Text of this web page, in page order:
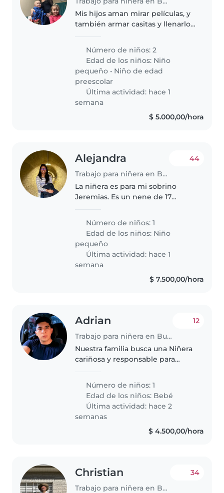
Mis hijos aman mirar películas, y
también armar casitas y llenarlo
gustan los dinosaurios y fingir
que es uno de ellos
Número de niños: 2
Edad de los niños: Niño
pequeño • Niño de edad
preescolar
Última actividad: hace 1
semana
$ 5.000,00/hora
Alejandra
Trabajo para niñera en Buenos Aires
44
La niñera es para mi sobrino
Jeremias. Es un nene de 17
jugar y es muy curioso. Recién
aprendió a caminar Necesito a
alguien del 27/7 al 31/8 de 12pm
a..
Número de niños: 1
Edad de los niños: Niño
pequeño
Última actividad: hace 1
semana
$ 7.500,00/hora
Adrian
Trabajo para niñera en Buenos Aires
12
Nuestra familia busca una Niñera
cariñosa y responsable para
Necesitamos alguien cómoda
con mascotas y que pueda
cocinar. ¡Contáctame para
coordinar..
Número de niños: 1
Edad de los niños: Bebé
Última actividad: hace 2
semanas
$ 4.500,00/hora
Christian
Trabajo para niñera en Buenos Aires
34